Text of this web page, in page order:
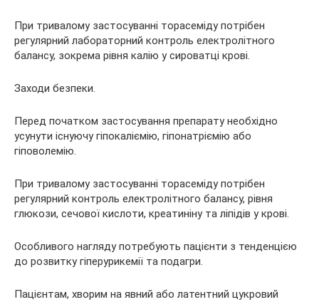
При тривалому застосуванні торасеміду потрібен
регулярний лабораторний контроль електролітного
балансу, зокрема рівня калію у сироватці крові.
Заходи безпеки.
Перед початком застосування препарату необхідно
усунути існуючу гіпокаліємію, гіпонатріємію або
гіповолемію.
При тривалому застосуванні торасеміду потрібен
регулярний контроль електролітного балансу, рівня
глюкози, сечової кислоти, креатиніну та ліпідів у крові.
Особливого нагляду потребують пацієнти з тенденцією
до розвитку гіперурикемії та подагри.
Пацієнтам, хворим на явний або латентний цукровий